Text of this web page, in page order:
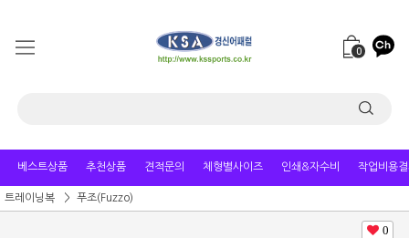
0
베스트상품 추천상품 견적문의 체형별사이즈 인쇄&자수비 작업비용
트레이닝복 푸조(Fuzzo)
0